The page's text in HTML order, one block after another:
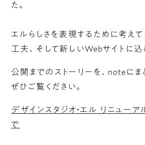
た。
エルらしさを表現するために考えて
工夫、そして新しいWebサイトに込
公開までのストーリーを、noteにま
ぜひご覧ください。
デザインスタジオ・エル リニューア
で